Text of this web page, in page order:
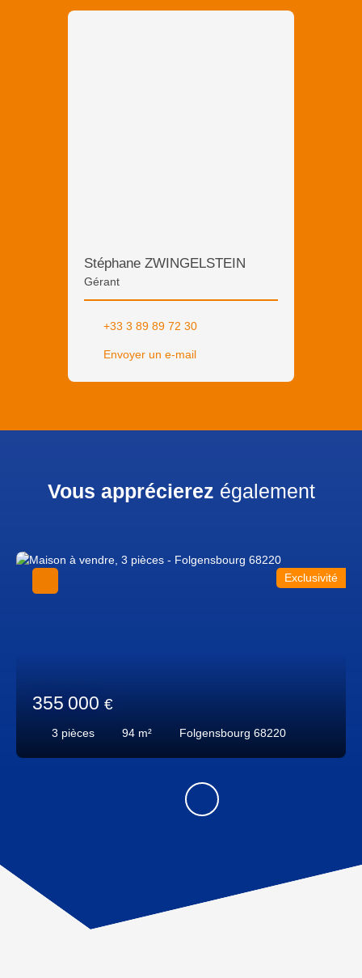
Stéphane ZWINGELSTEIN
Gérant
+33 3 89 89 72 30
Envoyer un e-mail
Vous apprécierez également
355 000 €
3 pièces 94 m² Folgensbourg 68220
Exclusivité